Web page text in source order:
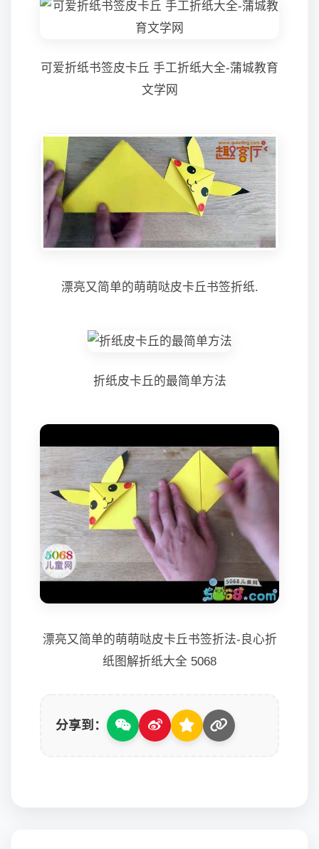
可爱折纸书签皮卡丘 手工折纸大全-蒲城教育
文学网
漂亮又简单的萌萌哒皮卡丘书签折纸.
折纸皮卡丘的最简单方法
漂亮又简单的萌萌哒皮卡丘书签折法-良心折
纸图解折纸大全 5068
分享到：